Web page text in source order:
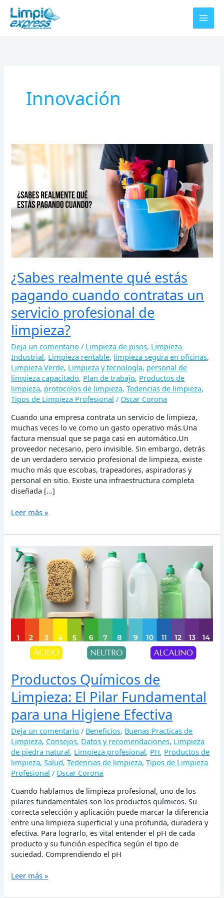
contenido
Innovación
¿Sabes realmente qué estás
pagando cuando contratas un
servicio profesional de
limpieza?
Deja un comentario / Limpieza de pisos, Limpieza
Industrial, Limpieza rentable, limpieza segura en oficinas,
Limpieza Verde, Limpieza y tecnología, personal de
limpieza capacitado, Plan de trabajo, Productos de
limpieza, protocolos de limpieza,Tedencias de limpieza,
Tipos de Limpieza Profesional / Oscar Corona
Cuando una empresa contrata un servicio de limpieza,
muchas veces lo ve como un gasto operativo más.Una
factura mensual que se paga casi en automático.Un
proveedor necesario, pero invisible. Sin embargo, detrás
de un verdadero servicio profesional de limpieza, existe
mucho más que escobas, trapeadores, aspiradoras y
personal en sitio. Existe una infraestructura completa
diseñada […]
¿Sabes
realmente
pagando
cuando
contratas
servicio
profesional
de
Leer más »
Productos Químicos de
Limpieza: El Pilar Fundamental
para una Higiene Efectiva
Deja un comentario / Beneficios, Buenas Practicas de
Limpieza, Consejos, Datos y recomendaciones, Limpieza
de piedra natural, Limpieza profesional, PH, Productos de
limpieza,Salud,Tedencias de limpieza,Tipos de Limpieza
Profesional / Oscar Corona
Cuando hablamos de limpieza profesional, uno de los
pilares fundamentales son los productos químicos. Su
correcta selección y aplicación puede marcar la diferencia
entre una limpieza superficial y una profunda, duradera y
efectiva. Para lograrlo, es vital entender el pH de cada
producto y su función específica según el tipo de
suciedad. Comprendiendo el pH
Productos
Químicos
Limpieza:
El
Pilar
Fundamental
una
Higiene
Efectiva
Leer más »